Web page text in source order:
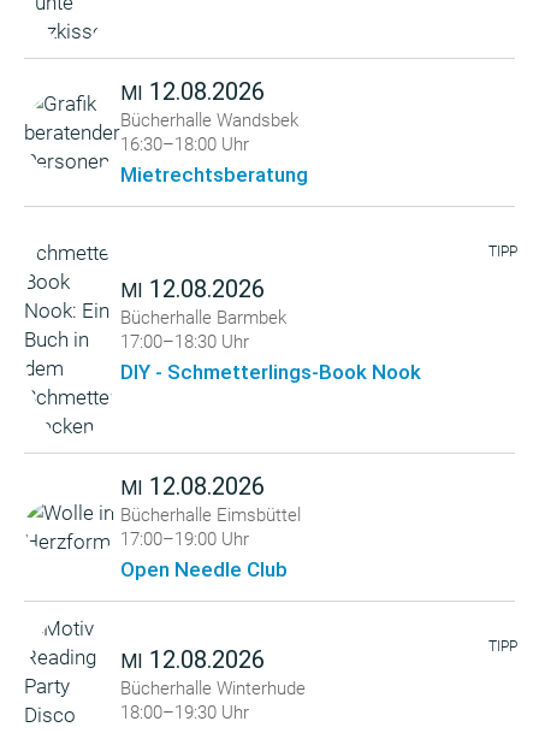
MI 12.08.2026
Bücherhalle Wandsbek
16:30–18:00 Uhr
Mietrechtsberatung
TIPP
MI 12.08.2026
Bücherhalle Barmbek
17:00–18:30 Uhr
DIY - Schmetterlings-Book Nook
MI 12.08.2026
Bücherhalle Eimsbüttel
17:00–19:00 Uhr
Open Needle Club
TIPP
MI 12.08.2026
Bücherhalle Winterhude
18:00–19:30 Uhr